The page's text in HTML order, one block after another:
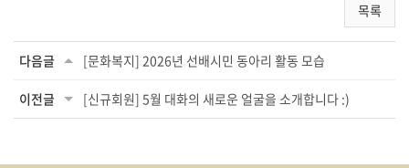
목록
다음글 [문화복지] 2026년 선배시민 동아리 활동 모습
이전글 [신규회원] 5월 대화의 새로운 얼굴을 소개합니다 :)